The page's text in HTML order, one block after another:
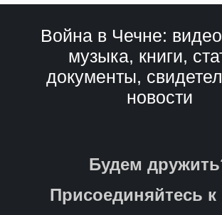
Война в Чечне:
музыка, книги,
документы,
новости
Будем
Присоединяйтесь